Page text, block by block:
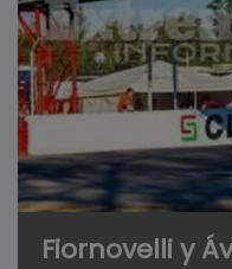
Fiornovelli y